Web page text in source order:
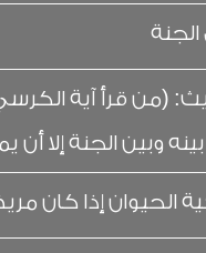
(من قرأ آية
وبين الجنة إلا أن
الحيوان إذا كان